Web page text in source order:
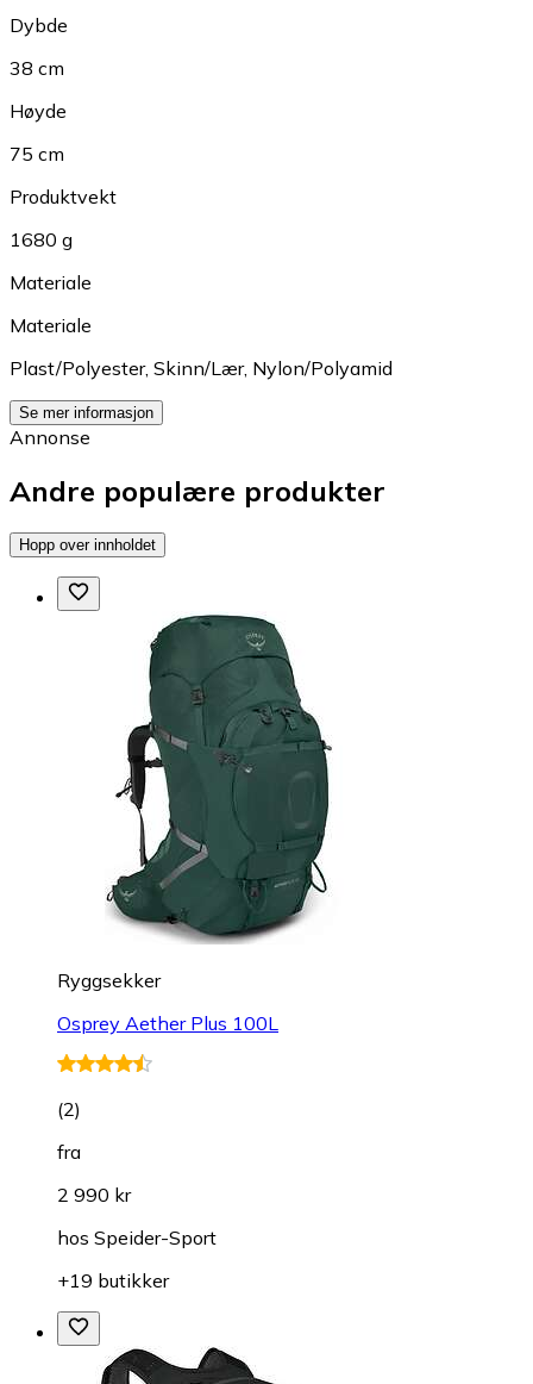
Dybde
38 cm
Høyde
75 cm
Produktvekt
1680 g
Materiale
Materiale
Plast/Polyester, Skinn/Lær, Nylon/Polyamid
Se mer informasjon
Annonse
Andre populære produkter
Hopp over innholdet
Ryggsekker
Osprey Aether Plus 100L
(2)
fra
2 990 kr
hos Speider-Sport
+19 butikker